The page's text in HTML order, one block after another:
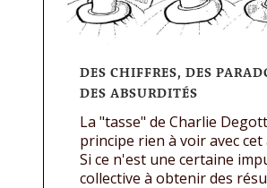
DES CHIFFRES, DES
DES ABSURDITÉS
La "tasse" de Charlie
principe rien à voir avec cet
Si ce n'est une certaine
collective à obtenir des